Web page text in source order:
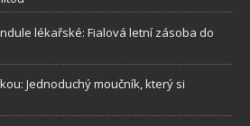
lékařské: Fialová letní zásoba do
Jednoduchý moučník, který si